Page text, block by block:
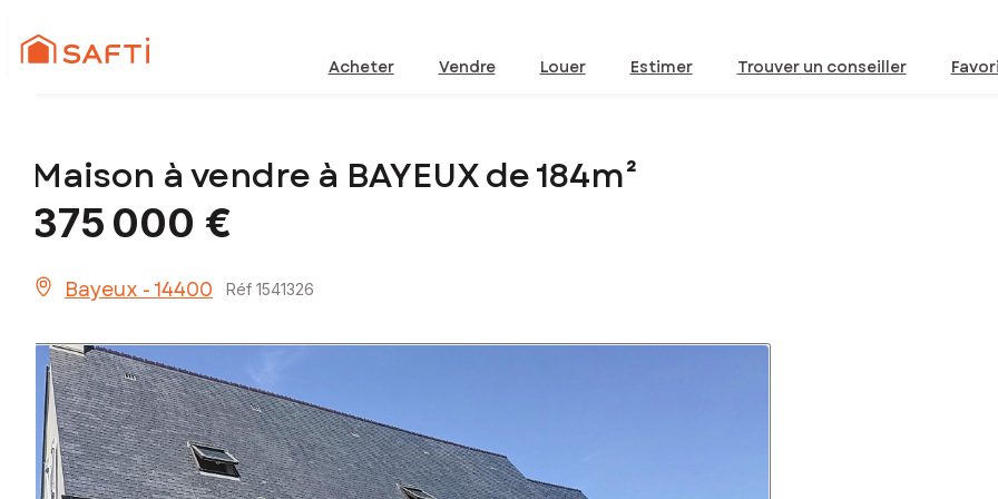
Acheter Vendre Louer Estimer Trouver un conseiller
Maison à vendre à BAYEUX de 184m²
375 000 €
Bayeux - 14400 Réf 1541326